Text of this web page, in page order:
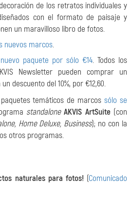
de los retratos individuales y
con el formato de paisaje y
un maravilloso libro de fotos.
nuevos marcos.
paquete por sólo €14. Todos los
Newsletter pueden comprar un
descuento del 10%, por €12,60.
temáticos de marcossólo se
standalone AKVIS ArtSuite(con
Home Deluxe, Business); no con la
otros programas.
naturales para fotos! (Comunicado